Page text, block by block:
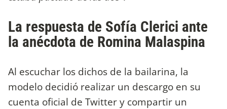
La respuesta de Sofía Clerici ante
la anécdota de Romina Malaspina
Al escuchar los dichos de la bailarina, la
modelo decidió realizar un descargo en su
cuenta oficial de Twitter y compartir un